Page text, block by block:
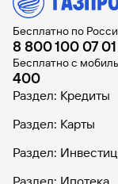
Бесплатно по
8 800 100 07 01
Бесплатно с
400
Раздел: Кредиты
Раздел: Карты
Раздел:
Раздел: Ипотека